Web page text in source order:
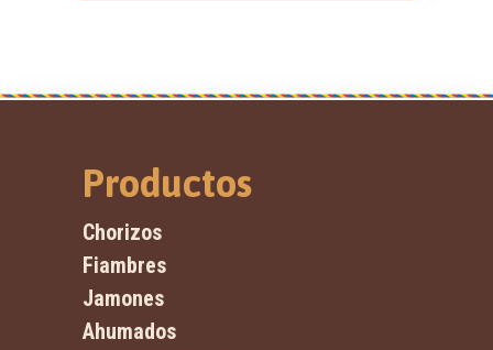
Productos
Chorizos
Fiambres
Jamones
Ahumados